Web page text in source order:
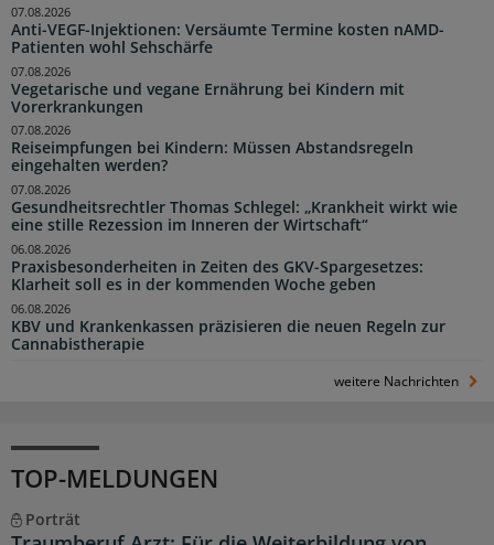
Anti-VEGF-Injektionen: Versäumte Termine kosten nAMD-
Patienten wohl Sehschärfe
07.08.2026
Vegetarische und vegane Ernährung bei Kindern mit
Vorerkrankungen
07.08.2026
Reiseimpfungen bei Kindern: Müssen Abstandsregeln
eingehalten werden?
07.08.2026
Gesundheitsrechtler Thomas Schlegel: „Krankheit wirkt wie
eine stille Rezession im Inneren der Wirtschaft“
07.08.2026
Praxisbesonderheiten in Zeiten des GKV-Spargesetzes:
Klarheit soll es in der kommenden Woche geben
06.08.2026
KBV und Krankenkassen präzisieren die neuen Regeln zur
Cannabistherapie
06.08.2026
weitere Nachrichten
TOP-MELDUNGEN
Porträt